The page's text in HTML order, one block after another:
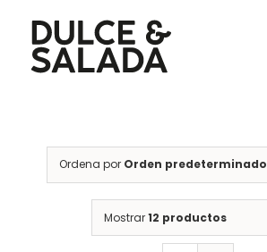
contenido
Ordena por Orden predeterminado
Mostrar12 productos